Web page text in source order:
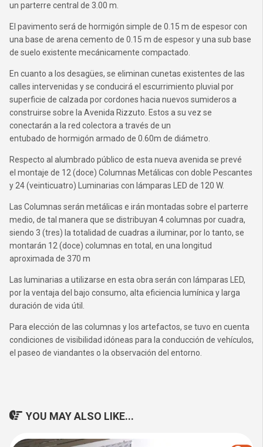
un parterre central de 3.00 m.
El pavimento será de hormigón simple de 0.15 m de espesor con
una base de arena cemento de 0.15 m de espesor y una sub base
de suelo existente mecánicamente compactado.
En cuanto a los desagües, se eliminan cunetas existentes de las
calles intervenidas y se conducirá el escurrimiento pluvial por
superficie de calzada por cordones hacia nuevos sumideros a
construirse sobre la Avenida Rizzuto. Estos a su vez se
conectarán a la red colectora a través de un
entubado de hormigón armado de 0.60m de diámetro.
Respecto al alumbrado público de esta nueva avenida se prevé
el montaje de 12 (doce) Columnas Metálicas con doble Pescantes
y 24 (veinticuatro) Luminarias con lámparas LED de 120 W.
Las Columnas serán metálicas e irán montadas sobre el parterre
medio, de tal manera que se distribuyan 4 columnas por cuadra,
siendo 3 (tres) la totalidad de cuadras a iluminar, por lo tanto, se
montarán 12 (doce) columnas en total, en una longitud
aproximada de 370 m
Las luminarias a utilizarse en esta obra serán con lámparas LED,
por la ventaja del bajo consumo, alta eficiencia lumínica y larga
duración de vida útil.
Para elección de las columnas y los artefactos, se tuvo en cuenta
condiciones de visibilidad idóneas para la conducción de vehículos,
el paseo de viandantes o la observación del entorno.
YOU MAY ALSO LIKE...